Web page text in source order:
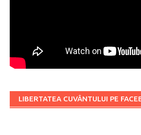
LIBERTATEA CUVÂNTULUI PE